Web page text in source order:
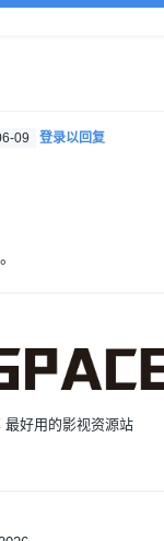
09 登录以回复
。
好用的影视资源站